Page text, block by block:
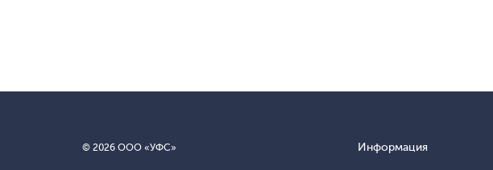
© 2026 ООО «УФС» Информация